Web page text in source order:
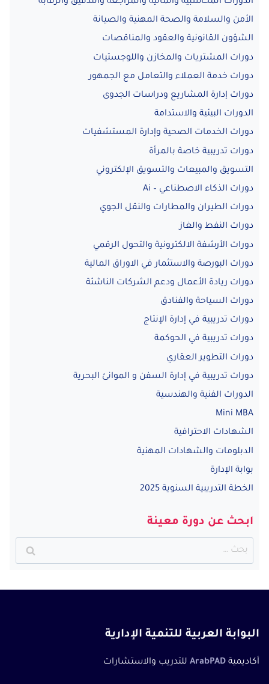
الأمن والسلامة والصحة المهنية والصيانة
الشؤون القانونية والعقود والمناقصات
دورات المشتريات والمخازن واللوجستيات
دورات خدمة العملاء والتعامل مع الجمهور
دورات إدارة المشاريع ودراسات الجدوى
الدورات البيئية والاستدامة
دورات الخدمات الصحية وإدارة المستشفيات
دورات تدريبية خاصة بالمرأة
التسويق والمبيعات والتسويق الإلكتروني
دورات الذكاء الاصطناعي – Ai
دورات الطيران والمطارات والنقل الجوي
دورات النفط والغاز
دورات الأرشفة الالكترونية والتحول الرقمي
دورات البورصة والاستثمار في الاوراق المالية
دورات ريادة الأعمال ودعم الشركات الناشئة
دورات السياحة والفنادق
دورات تدريبية في إدارة الإنتاج
دورات تدريبية في الحوكمة
دورات التطوير العقاري
دورات تدريبية في إدارة السفن و الموانئ البحرية
الدورات الفنية والهندسية
Mini MBA
الشهادات الاحترافية
الدبلومات والشهادات المهنية
بوابة الإدارة
الخطة التدريبية السنوية 2025
ابحث عن دورة معينة
البحث
عن:
البوابة العربية للتنمية الإدارية
أكاديمية ArabPAD للتدريب والاستشارات